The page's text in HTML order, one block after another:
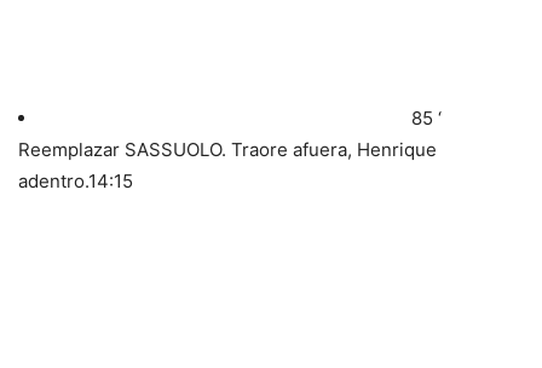
85 ‘
Reemplazar SASSUOLO. Traore afuera, Henrique
adentro.14:15